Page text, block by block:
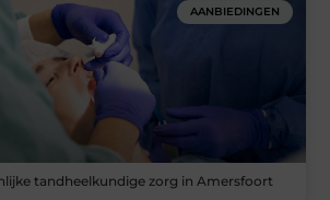
AANBIEDINGEN
tandheelkundige zorg in Amersfoort